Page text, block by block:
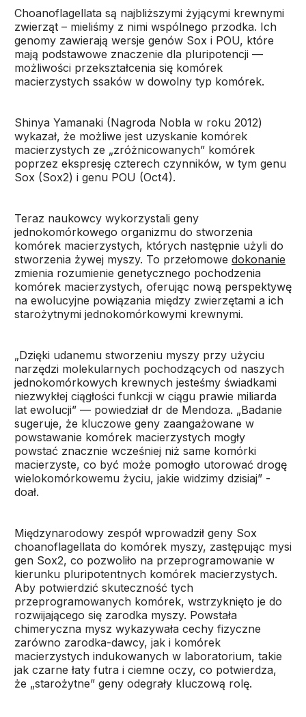
Choanoflagellata są najbliższymi żyjącymi krewnymi
zwierząt – mieliśmy z nimi wspólnego przodka. Ich
genomy zawierają wersje genów Sox i POU, które
mają podstawowe znaczenie dla pluripotencji —
możliwości przekształcenia się komórek
macierzystych ssaków w dowolny typ komórek.
Shinya Yamanaki (Nagroda Nobla w roku 2012)
wykazał, że możliwe jest uzyskanie komórek
macierzystych ze „zróżnicowanych” komórek
poprzez ekspresję czterech czynników, w tym genu
Sox (Sox2) i genu POU (Oct4).
Teraz naukowcy wykorzystali geny
jednokomórkowego organizmu do stworzenia
komórek macierzystych, których następnie użyli do
stworzenia żywej myszy. To przełomowe dokonanie
zmienia rozumienie genetycznego pochodzenia
komórek macierzystych, oferując nową perspektywę
na ewolucyjne powiązania między zwierzętami a ich
starożytnymi jednokomórkowymi krewnymi.
„Dzięki udanemu stworzeniu myszy przy użyciu
narzędzi molekularnych pochodzących od naszych
jednokomórkowych krewnych jesteśmy świadkami
niezwykłej ciągłości funkcji w ciągu prawie miliarda
lat ewolucji” — powiedział dr de Mendoza. „Badanie
sugeruje, że kluczowe geny zaangażowane w
powstawanie komórek macierzystych mogły
powstać znacznie wcześniej niż same komórki
macierzyste, co być może pomogło utorować drogę
wielokomórkowemu życiu, jakie widzimy dzisiaj” -
doał.
Międzynarodowy zespół wprowadził geny Sox
choanoflagellata do komórek myszy, zastępując mysi
gen Sox2, co pozwoliło na przeprogramowanie w
kierunku pluripotentnych komórek macierzystych.
Aby potwierdzić skuteczność tych
przeprogramowanych komórek, wstrzyknięto je do
rozwijającego się zarodka myszy. Powstała
chimeryczna mysz wykazywała cechy fizyczne
zarówno zarodka-dawcy, jak i komórek
macierzystych indukowanych w laboratorium, takie
jak czarne łaty futra i ciemne oczy, co potwierdza,
że „starożytne” geny odegrały kluczową rolę.